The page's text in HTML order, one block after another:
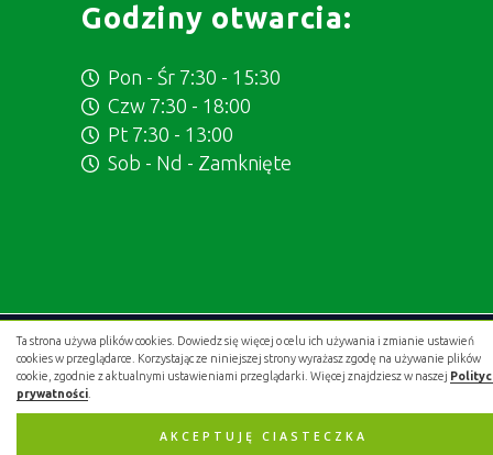
Ta strona używa plików cookies. Dowiedz się więcej o celu ich używania i zmianie ustawień
cookies w przeglądarce. Korzystając ze niniejszej strony wyrażasz zgodę na używanie plików
cookie, zgodnie z aktualnymi ustawieniami przeglądarki. Więcej znajdziesz w naszej
prywatności
AKCEPTUJĘ CIASTECZKA
Godziny otwarcia:
Pon - Śr 7:30 - 15:30
Czw 7:30 - 18:00
Pt 7:30 - 13:00
Sob - Nd - Zamknięte
Projekt i wykonanie:.gold studio digital